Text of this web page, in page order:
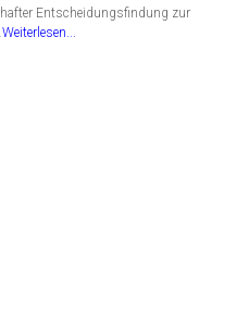
Entscheidungsfindung zur
Weiterlesen...